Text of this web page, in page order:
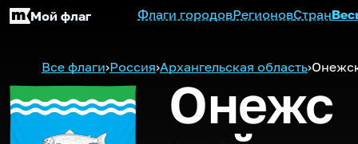
Мой флаг Флаги городовРегионовСтран
Все флаги›Россия›Архангельская область›
Онежс